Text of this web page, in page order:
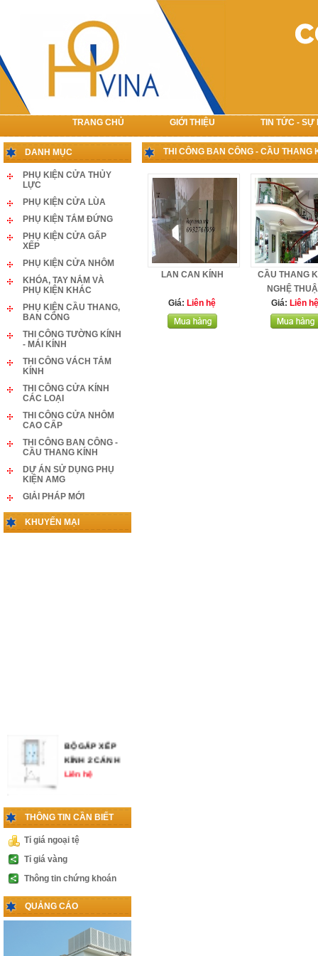
TRANG CHỦ GIỚI THIỆU TIN TỨC - SỰ
LIÊN HỆ
DANH MỤC
PHỤ KIỆN CỬA THỦY
LỰC
PHỤ KIỆN CỬA LÙA
PHỤ KIỆN TẮM ĐỨNG
PHỤ KIỆN CỬA GẤP
XẾP
PHỤ KIỆN CỬA NHÔM
KHÓA, TAY NẮM VÀ
PHỤ KIỆN KHÁC
PHỤ KIỆN CẦU THANG,
BAN CÔNG
THI CÔNG TƯỜNG KÍNH
- MÁI KÍNH
THI CÔNG VÁCH TẮM
KÍNH
THI CÔNG CỬA KÍNH
CÁC LOẠI
THI CÔNG CỬA NHÔM
CAO CẤP
THI CÔNG BAN CÔNG -
CẦU THANG KÍNH
DỰ ÁN SỬ DỤNG PHỤ
KIỆN AMG
GIẢI PHÁP MỚI
KHUYẾN MẠI
BỘ GẤP XẾP
KÍNH 2 CÁNH
KHÓA VÀ TAY
NẮM CỬA
PHỤ KIỆN
CABIN 1 CÁNH
Liên hệ
THÔNG TIN CẦN BIẾT
Tỉ giá ngoại tệ
Tỉ giá vàng
Thông tin chứng khoán
QUẢNG CÁO
THI CÔNG BAN CÔNG - CẦU THANG
LAN CAN KÍNH
Giá: Liên hệ
CẦU THANG
NGHỆ
Giá: Liên hệ